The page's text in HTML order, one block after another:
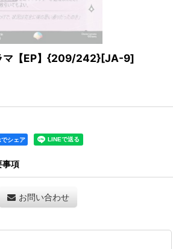
マ【EP】{209/242}[JA-9]
シェア
事項
お問い合わせ